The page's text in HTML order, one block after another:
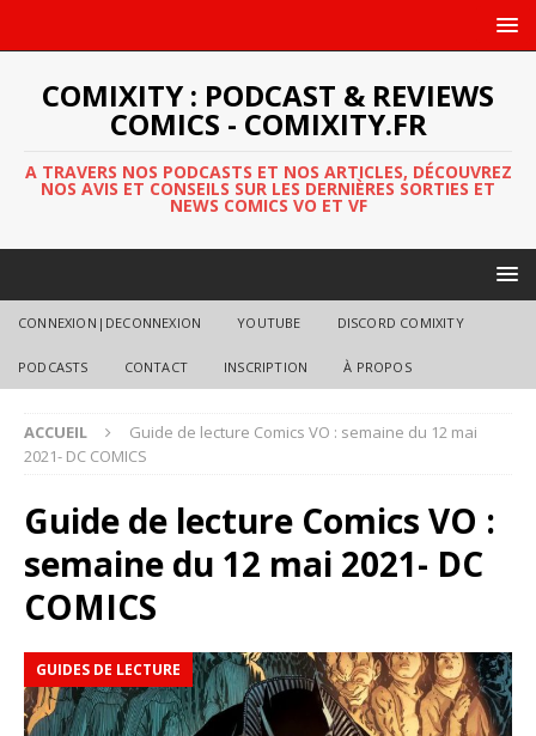
COMIXITY : PODCAST & REVIEWS
COMICS - COMIXITY.FR
A TRAVERS NOS PODCASTS ET NOS ARTICLES, DÉCOUVREZ
NOS AVIS ET CONSEILS SUR LES DERNIÈRES SORTIES ET
NEWS COMICS VO ET VF
CONNEXION|DECONNEXION YOUTUBE DISCORD COMIXITY
PODCASTS CONTACT INSCRIPTION À PROPOS
ACCUEIL
Guide de lecture Comics VO : semaine du 12 mai
2021- DC COMICS
Guide de lecture Comics VO :
semaine du 12 mai 2021- DC
COMICS
GUIDES DE LECTURE